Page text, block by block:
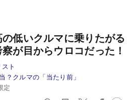
低いクルマに乗りたがる
が目からウロコだった！
ト
？クルマの「当たり前」
定